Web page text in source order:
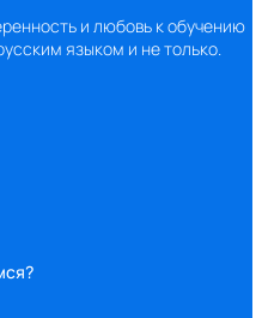
и любовь к обучению
языком и не только.